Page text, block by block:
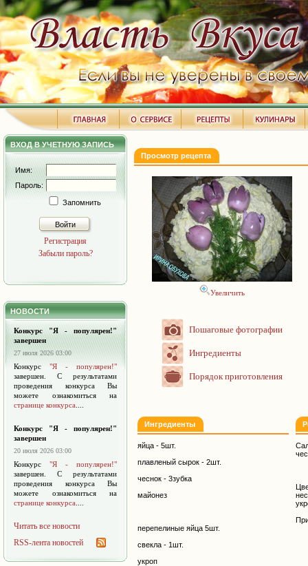
ВХОД В УЧЕТНУЮ ЗАПИСЬ
Имя:
Пароль:
Запомнить
Войти
Регистрация
Забыли пароль?
НОВОСТИ
Конкурс "Я - популярен!"
завершен
27 июля 2026 03:00
Конкурс "Я - популярен!"
завершен. С результатами
проведения конкурса Вы
можете ознакомиться на
странице конкурса
Конкурс "Я - популярен!"
завершен
20 июля 2026 03:00
Конкурс "Я - популярен!"
завершен. С результатами
проведения конкурса Вы
можете ознакомиться на
странице конкурса
Читать все новости
RSS-лента новостей
Просмотр рецепта
Увеличить
Пошаговые фотографии
Ингредиенты
Порядок приготовления
Ингредиенты
яйца - 5шт.
плавленый сырок - 2шт.
чеснок - 3зубка
майонез
перепелиные яйца 5шт.
свекла - 1шт.
укроп